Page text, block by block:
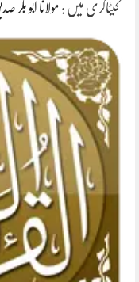
کیٹاگری میں : مولانا ابو